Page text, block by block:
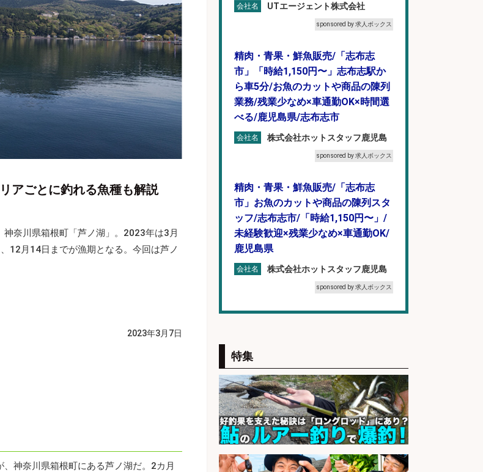
アごとに釣れる魚種も解説
奈川県箱根町「芦ノ湖」。2023年は3月
12月14日までが漁期となる。今回は芦ノ
2023年3月7日
神奈川県箱根町にある芦ノ湖だ。2カ月
会社名 UTエージェント株式会社
sponsored by 求人ボックス
精肉・青果・鮮魚販売/「志布志
市」「時給1,150円〜」志布志駅か
ら車5分/お魚のカットや商品の陳列
業務/残業少なめ×車通勤OK×時間選
べる/鹿児島県/志布志市
会社名 株式会社ホットスタッフ鹿児島
sponsored by 求人ボックス
精肉・青果・鮮魚販売/「志布志
市」お魚のカットや商品の陳列スタ
ッフ/志布志市/「時給1,150円〜」/
未経験歓迎×残業少なめ×車通勤OK/
鹿児島県
会社名 株式会社ホットスタッフ鹿児島
sponsored by 求人ボックス
お魚のカットや商品の陳列業務/時
間選べる×未経験歓迎×残業少なめ/
鹿児島県/志布志市
会社名 株式会社ホットスタッフ鹿児島
sponsored by 求人ボックス
「広島市佐伯区」「時給1,200円」
特集